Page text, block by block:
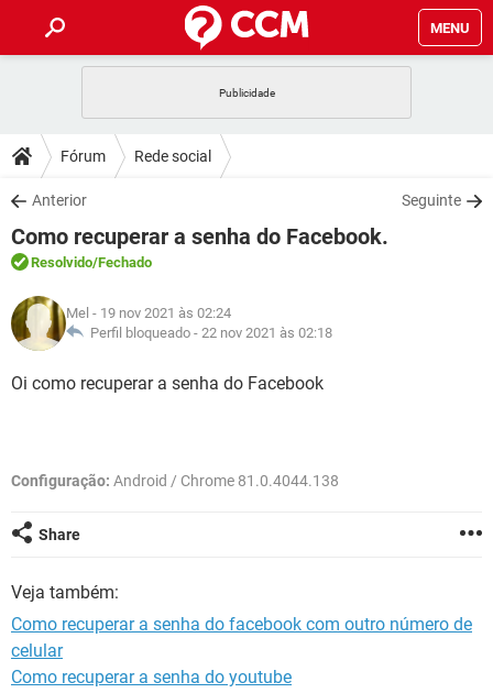
MENU
CELULAR
OUTLOOK
INSTAGRAM GMAIL
GUIA DE COMPRAS
DICAS
JOGOS
OUTLOOK
INSTAGRAM
GUIA DE COMPRAS
DOWNLOADS
JOGOS WHATSAPP
CELULAR
OUTLOOK
INSTAGRAM
GUIA DE COMPRAS
FÓRUM
JOGOS
CELULAR FACEBOOK
GLOSSÁRIO
JOGOS
CELULAR FACEBOOK
Fórum Rede social
Anterior Seguinte
Como recuperar a senha do Facebook.
Resolvido/Fechado
Mel - 19 nov 2021 às 02:24
Perfil bloqueado - 22 nov 2021 às 02:18
Oi como recuperar a senha do Facebook
Configuração: Android / Chrome 81.0.4044.138
Share
Veja também:
Como recuperar a senha do facebook com outro número de
celular
Como recuperar a senha do youtube